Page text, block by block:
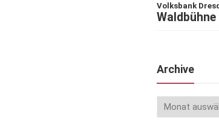
Volksbank
Waldbühne
Archive